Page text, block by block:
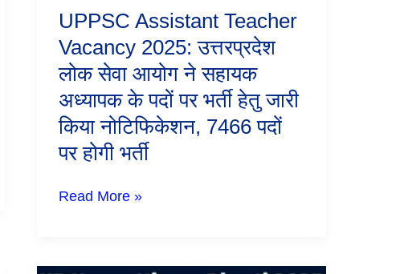
UPPSC Assistant Teacher
Vacancy 2025: उत्तरप्रदेश
लोक सेवा आयोग ने सहायक
अध्यापक के पदों पर भर्ती हेतु जारी
किया नोटिफिकेशन, 7466 पदों
पर होगी भर्ती
के
पदों
पर
भर्ती
जारी
किया
नोटिफिकेशन,
7466
होगी
Read More »